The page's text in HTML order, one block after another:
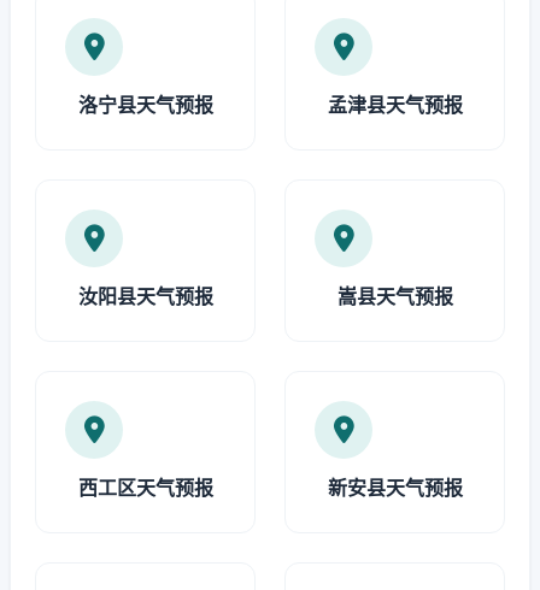
洛宁县天气预报 孟津县天气预报
汝阳县天气预报 嵩县天气预报
西工区天气预报 新安县天气预报